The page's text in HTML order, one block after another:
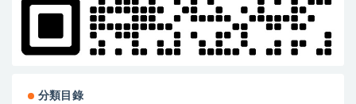
分類目錄